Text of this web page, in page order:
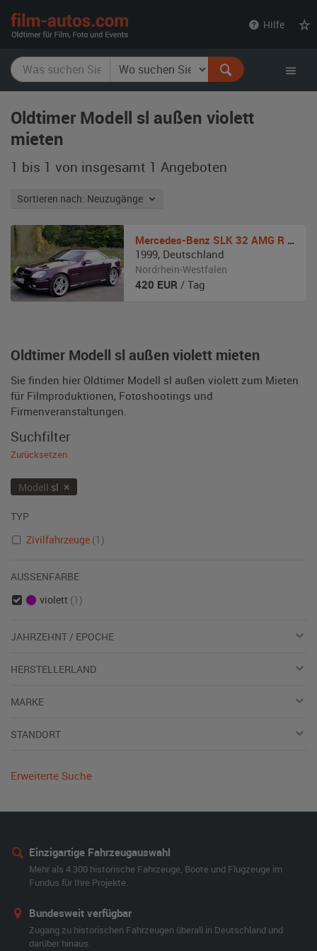
Hilfe
Oldtimer Modell sl außen violett
mieten
1 bis 1 von insgesamt 1 Angeboten
Sortieren nach: Neuzugänge
Oldtimer Modell sl außen violett mieten
Sie finden hier Oldtimer Modell sl außen violett zum Mieten
für Filmproduktionen, Fotoshootings und
Firmenveranstaltungen.
Mercedes-Benz SLK 32 AMG R 170
1999, Deutschland
Nordrhein-Westfalen
420 EUR / Tag
Suchfilter
Zurücksetzen
Modell sl ×
TYP
Zivilfahrzeuge (1)
AUSSENFARBE
violett (1)
JAHRZEHNT / EPOCHE
HERSTELLERLAND
MARKE
STANDORT
Erweiterte Suche
Einzigartige Fahrzeugauswahl
Mehr als 4.300 historische Fahrzeuge, Boote und Flugzeuge im
Fundus für Ihre Projekte.
Bundesweit verfügbar
Zugang zu historischen Fahrzeugen überall in Deutschland und
darüber hinaus.